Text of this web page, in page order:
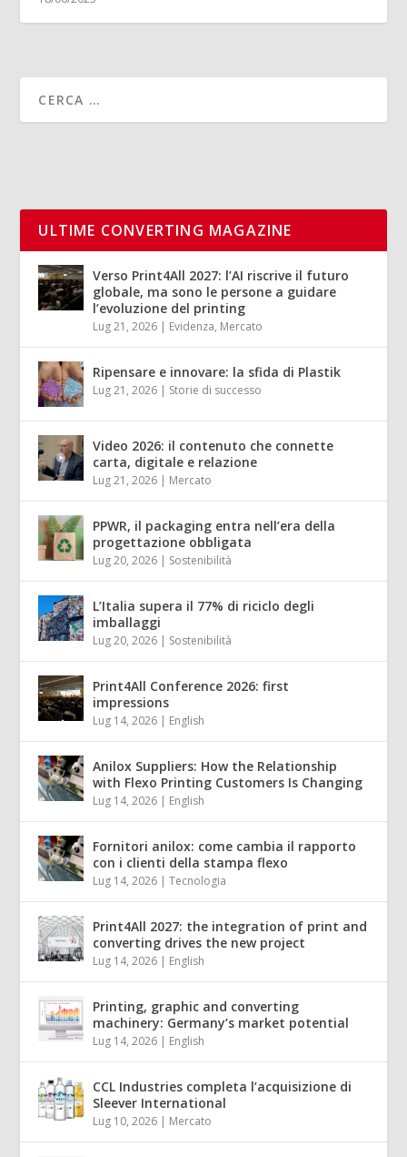
ULTIME CONVERTING MAGAZINE
Verso Print4All 2027: l’AI riscrive il futuro
globale, ma sono le persone a guidare
l’evoluzione del printing
Lug 21, 2026 | Evidenza, Mercato
Ripensare e innovare: la sfida di Plastik
Lug 21, 2026 | Storie di successo
Video 2026: il contenuto che connette
carta, digitale e relazione
Lug 21, 2026 | Mercato
PPWR, il packaging entra nell’era della
progettazione obbligata
Lug 20, 2026 | Sostenibilità
L’Italia supera il 77% di riciclo degli
imballaggi
Lug 20, 2026 | Sostenibilità
Print4All Conference 2026: first
impressions
Lug 14, 2026 | English
Anilox Suppliers: How the Relationship
with Flexo Printing Customers Is Changing
Lug 14, 2026 | English
Fornitori anilox: come cambia il rapporto
con i clienti della stampa flexo
Lug 14, 2026 |Tecnologia
Print4All 2027: the integration of print and
converting drives the new project
Lug 14, 2026 | English
Printing, graphic and converting
machinery: Germany’s market potential
Lug 14, 2026 | English
CCL Industries completa l’acquisizione di
Sleever International
Lug 10, 2026 | Mercato